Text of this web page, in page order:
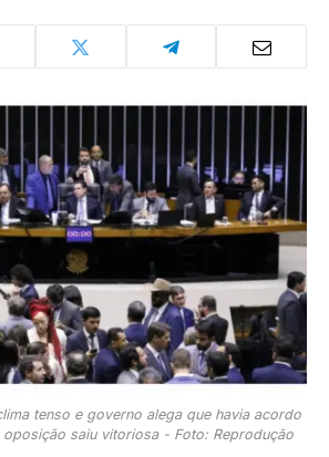
tenso e governo alega que havia acordo
oposição saiu vitoriosa - Foto: Reprodução